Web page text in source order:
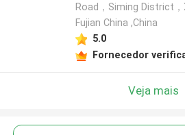
Road，Siming District
Fujian China ,China
5.0
Fornecedor
Veja mais